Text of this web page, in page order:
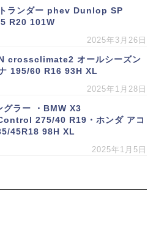
トランダー phev Dunlop SP
R20 101W
2025年3月26日
crossclimate2 オールシーズン
195/60 R16 93H XL
2025年1月28日
グラー ・BMW X3
275/40 R19・ホンダ アコ
45R18 98H XL
2025年1月5日